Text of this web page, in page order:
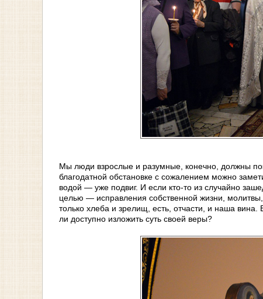
Мы люди взрослые и разумные, конечно, должны
благодатной обстановке с сожалением можно
водой — уже подвиг. И если кто-то из случайно
целью — исправления собственной жизни,
только хлеба и зрелищ, есть, отчасти, и наша
ли доступно изложить суть своей веры?